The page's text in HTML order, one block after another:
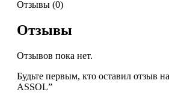
Отзывы (0)
Отзывы
Отзывов пока нет.
Будьте первым, кто оставил отзыв
ASSOL”